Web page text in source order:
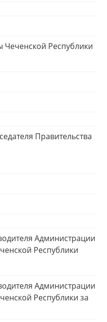
Республики
Правительства
Администрации
Республики
Администрации
Республики за